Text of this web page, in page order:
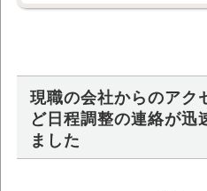
現職の会社からのアク
ど日程調整の連絡が迅
ました